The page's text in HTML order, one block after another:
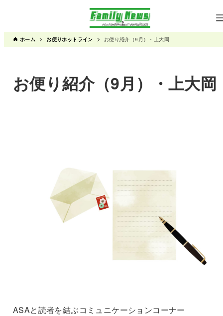
ホーム お便りホットライン お便り紹介（9月）・上大岡
お便り紹介（9月）・上大岡
ASAと読者を結ぶコミュニケーションコーナー